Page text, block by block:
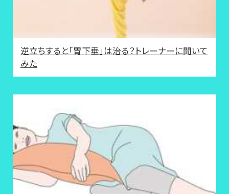
逆立ちすると「胃下垂」は治る？トレーナーに聞いて
みた